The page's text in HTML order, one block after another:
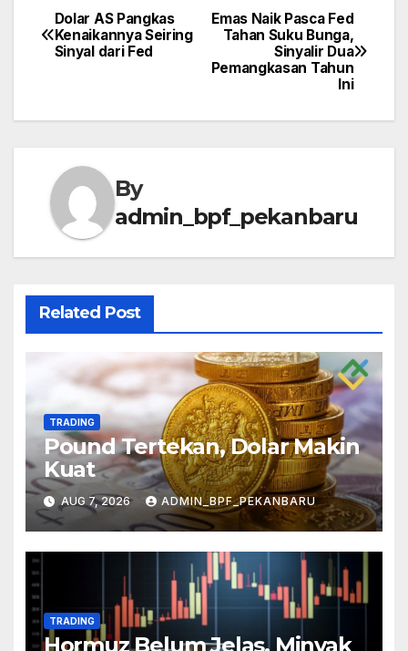
Post
navigation
Emas Naik Pasca Fed
Tahan Suku Bunga,
Sinyalir Dua
Pemangkasan Tahun
Ini
Dolar AS Pangkas
Kenaikannya Seiring
Sinyal dari Fed
By
admin_bpf_pekanbaru
Related Post
TRADING
Pound Tertekan, Dolar Makin
Kuat
AUG 7, 2026 ADMIN_BPF_PEKANBARU
TRADING
Hormuz Belum Jelas, Minyak